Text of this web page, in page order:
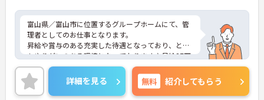
のキャリアを描ける環境です】
・在宅系から入居系まで携わることができるため、
介護のプロフェッショナルへと成長できます
・マネジメント層を目指す方を支援しており、70歳
までの再雇用制度のもとで長期的に働けます
富山県／富山市に位置するグループホームにて、管
理者としてのお仕事となります。
昇給や賞与のある充実した待遇となっており、とて
もやりがいのある環境となっております♪月給27万
円～となっており、ご自身の頑張り次第でお給料ア
ップも目指せます！
ご興味ある方は面接ポイントをお伝えしますので、
詳細を見る 無料 紹介してもらう